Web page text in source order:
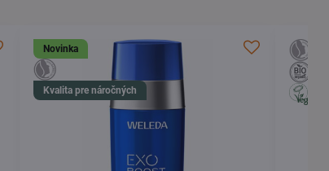
Novinka
Kvalita pre náročných